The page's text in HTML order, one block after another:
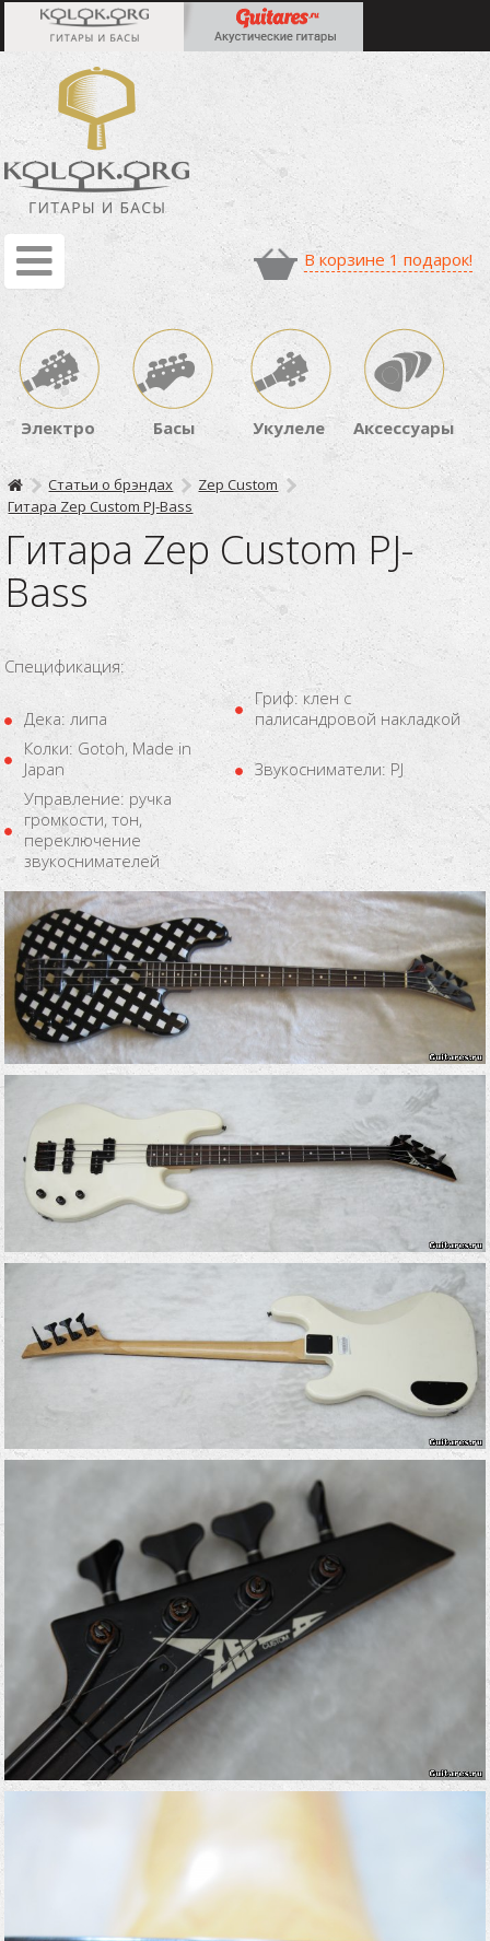
Электро Басы Укулеле Аксессуары
В корзине 1 подарок!
Статьи о брэндах
Zep Custom
Гитара Zep Custom PJ-Bass
Гитара Zep Custom PJ-
Bass
Спецификация:
Дека: липа
Гриф: клен с
палисандровой накладкой
Колки: Gotoh, Made in
Japan
Звукосниматели: PJ
Управление: ручка
громкости, тон,
переключение
звукоснимателей